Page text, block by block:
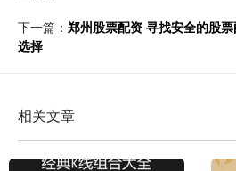
下一篇： 郑州股票配资 寻找安全的股
选择
相关文章